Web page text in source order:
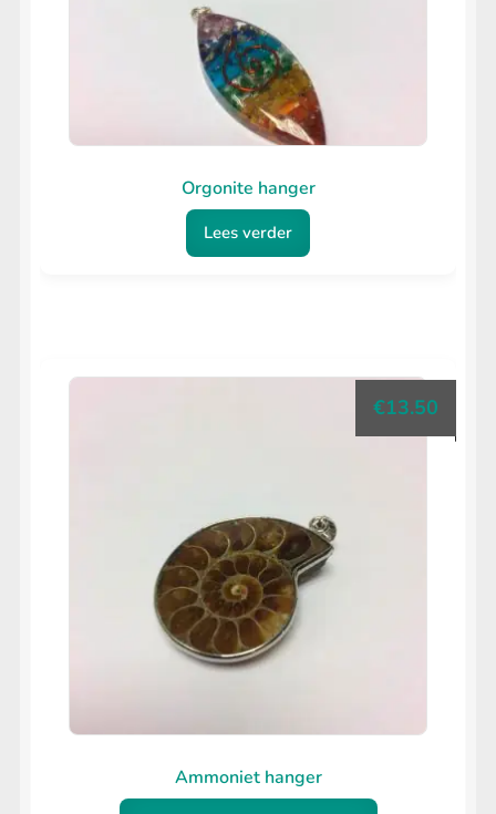
Orgonite hanger
Lees verder
Ammoniet hanger
€13.50